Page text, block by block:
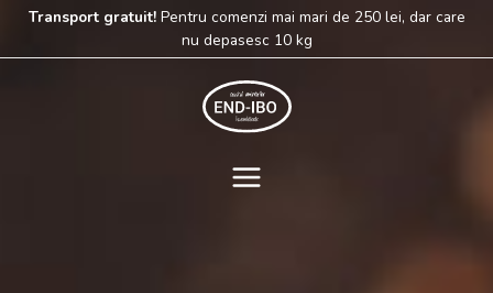
Skip
content
Transport gratuit!Pentru comenzi mai mari de 250 lei, dar care
nu depasesc 10 kg